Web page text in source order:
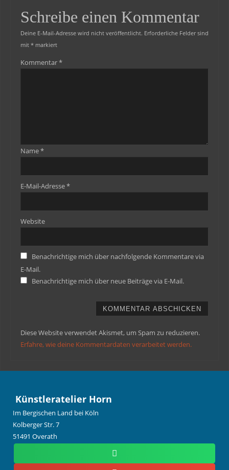
Schreibe einen Kommentar
Deine E-Mail-Adresse wird nicht veröffentlicht. Erforderliche Felder sind
mit *markiert
Kommentar*
Name*
E-Mail-Adresse*
Website
Benachrichtige mich über nachfolgende Kommentare via
E-Mail.
Benachrichtige mich über neue Beiträge via E-Mail.
Diese Website verwendet Akismet, um Spam zu reduzieren.
Erfahre, wie deine Kommentardaten verarbeitet werden.
Künstleratelier Horn
Im Bergischen Land bei Köln
Kolberger Str. 7
51491 Overath